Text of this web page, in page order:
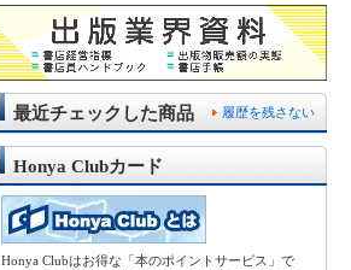
履歴を残さない
最近チェックした商品
Honya Clubカード
Honya Clubはお得な「本のポイントサービス」で